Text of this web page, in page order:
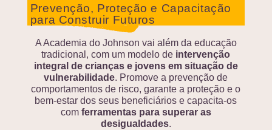
Prevenção, Proteção e Capacitação
para Construir Futuros
A Academia do Johnson vai além da educação
tradicional, com um modelo de intervenção
integral de crianças e jovens em situação de
vulnerabilidade. Promove a prevenção de
comportamentos de risco, garante a proteção e o
bem-estar dos seus beneficiários e capacita-os
com ferramentas para superar as
desigualdades.